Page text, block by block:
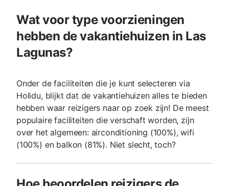
Wat voor type voorzieningen
hebben de vakantiehuizen in Las
Lagunas?
Onder de faciliteiten die je kunt selecteren via
Holidu, blijkt dat de vakantiehuizen alles te bieden
hebben waar reizigers naar op zoek zijn! De meest
populaire faciliteiten die verschaft worden, zijn
over het algemeen: airconditioning (100%), wifi
(100%) en balkon (81%). Niet slecht, toch?